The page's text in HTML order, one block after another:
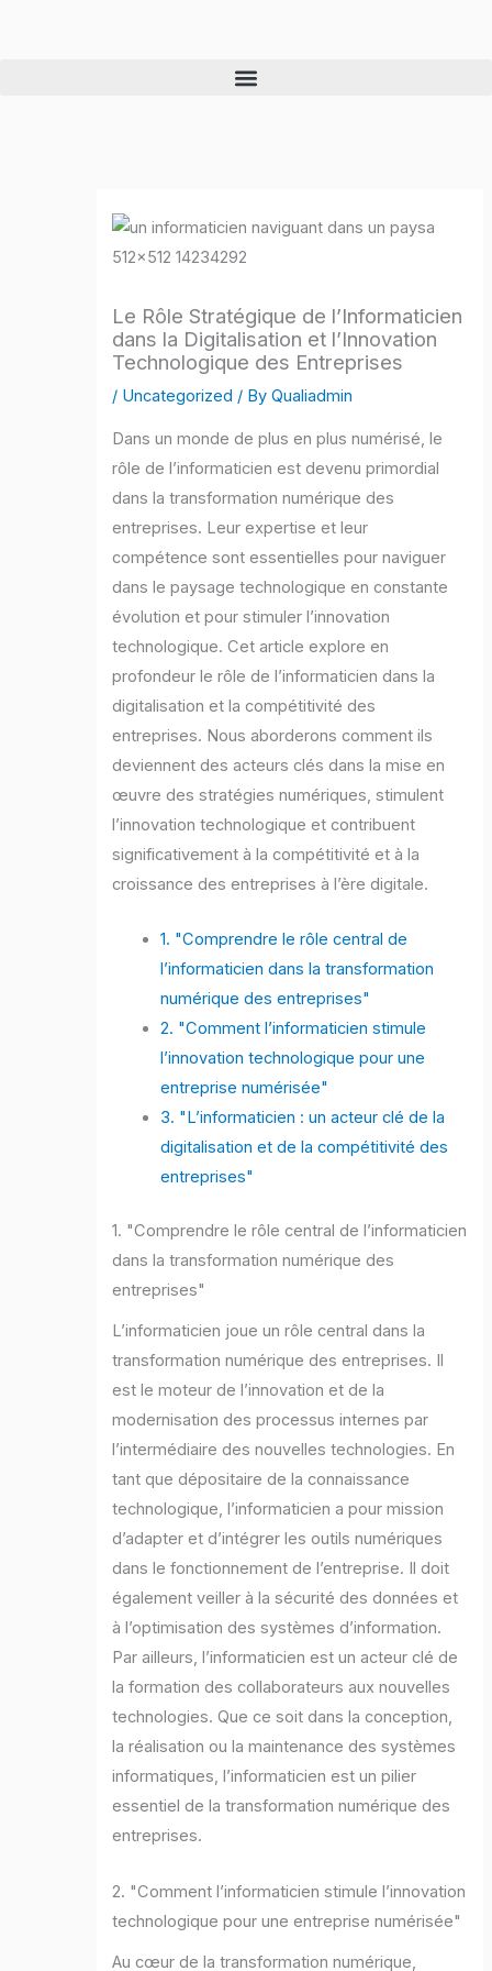
Le Rôle Stratégique de l’Informaticien
dans la Digitalisation et l’Innovation
Technologique des Entreprises
/ Uncategorized / ByQualiadmin
Dans un monde de plus en plus numérisé, le
rôle de l’informaticien est devenu primordial
dans la transformation numérique des
entreprises. Leur expertise et leur
compétence sont essentielles pour naviguer
dans le paysage technologique en constante
évolution et pour stimuler l’innovation
technologique. Cet article explore en
profondeur le rôle de l’informaticien dans la
digitalisation et la compétitivité des
entreprises. Nous aborderons comment ils
deviennent des acteurs clés dans la mise en
œuvre des stratégies numériques, stimulent
l’innovation technologique et contribuent
significativement à la compétitivité et à la
croissance des entreprises à l’ère digitale.
1. "Comprendre le rôle central de
l’informaticien dans la transformation
numérique des entreprises"
2. "Comment l’informaticien stimule
l’innovation technologique pour une
entreprise numérisée"
3. "L’informaticien : un acteur clé de la
digitalisation et de la compétitivité des
entreprises"
1. "Comprendre le rôle central de l’informaticien
dans la transformation numérique des
entreprises"
L’informaticien joue un rôle central dans la
transformation numérique des entreprises. Il
est le moteur de l’innovation et de la
modernisation des processus internes par
l’intermédiaire des nouvelles technologies. En
tant que dépositaire de la connaissance
technologique, l’informaticien a pour mission
d’adapter et d’intégrer les outils numériques
dans le fonctionnement de l’entreprise. Il doit
également veiller à la sécurité des données et
à l’optimisation des systèmes d’information.
Par ailleurs, l’informaticien est un acteur clé de
la formation des collaborateurs aux nouvelles
technologies. Que ce soit dans la conception,
la réalisation ou la maintenance des systèmes
informatiques, l’informaticien est un pilier
essentiel de la transformation numérique des
entreprises.
2. "Comment l’informaticien stimule l’innovation
technologique pour une entreprise numérisée"
Au cœur de la transformation numérique,